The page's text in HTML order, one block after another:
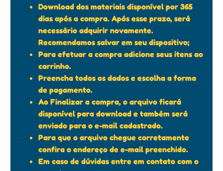
Download dos materiais disponível por 365
dias após a compra. Após esse prazo, será
necessário adquirir novamente.
Recomendamos salvar em seu dispositivo;
Para efetuar a compra adicione seus itens ao
carrinho.
Preencha todos os dados e escolha a forma
de pagamento.
Ao Finalizar a compra, o arquivo ficará
disponível para download e também será
enviado para o e-mail cadastrado.
Para que o arquivo chegue corretamente
confira o endereço de e-mail preenchido.
Em caso de dúvidas entre em contato com o